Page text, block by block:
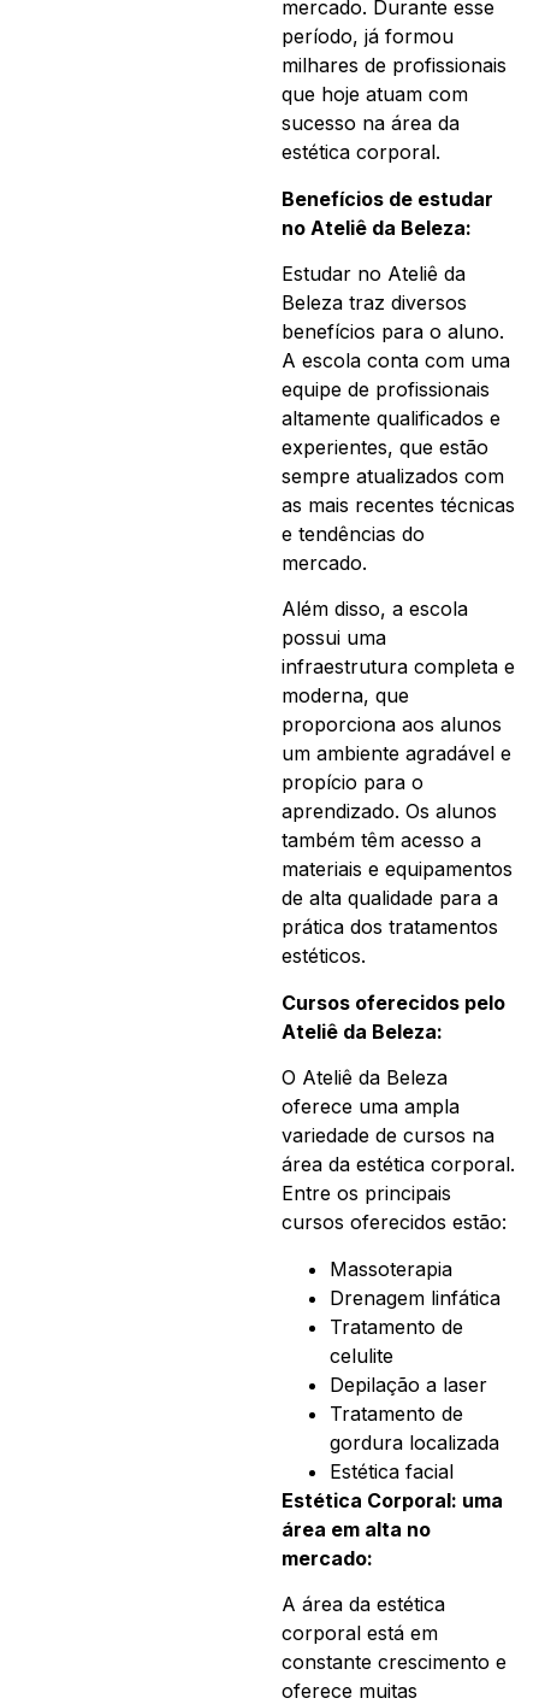
mercado. Durante esse
período, já formou
milhares de profissionais
que hoje atuam com
sucesso na área da
estética corporal.
Benefícios de estudar
no Ateliê da Beleza:
Estudar no Ateliê da
Beleza traz diversos
benefícios para o aluno.
A escola conta com uma
equipe de profissionais
altamente qualificados e
experientes, que estão
sempre atualizados com
as mais recentes técnicas
e tendências do
mercado.
Além disso, a escola
possui uma
infraestrutura completa e
moderna, que
proporciona aos alunos
um ambiente agradável e
propício para o
aprendizado. Os alunos
também têm acesso a
materiais e equipamentos
de alta qualidade para a
prática dos tratamentos
estéticos.
Cursos oferecidos pelo
Ateliê da Beleza:
O Ateliê da Beleza
oferece uma ampla
variedade de cursos na
área da estética corporal.
Entre os principais
cursos oferecidos estão:
Massoterapia
Drenagem linfática
Tratamento de
celulite
Depilação a laser
Tratamento de
gordura localizada
Estética facial
Estética Corporal: uma
área em alta no
mercado:
A área da estética
corporal está em
constante crescimento e
oferece muitas